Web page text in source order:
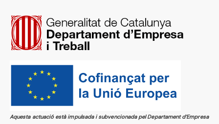
Aquesta actuació està impulsada i subvencionada pel Departament d’Empresa